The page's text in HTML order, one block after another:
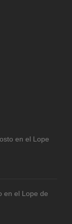
en el Lope
en el Lope de